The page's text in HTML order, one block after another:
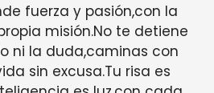
fuerza y pasión,con la
misión.No te detiene
ni la duda,caminas con
sin excusa.Tu risa es